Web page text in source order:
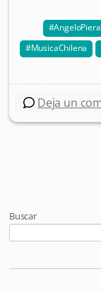
MusicaChilena
Deja un
Buscar